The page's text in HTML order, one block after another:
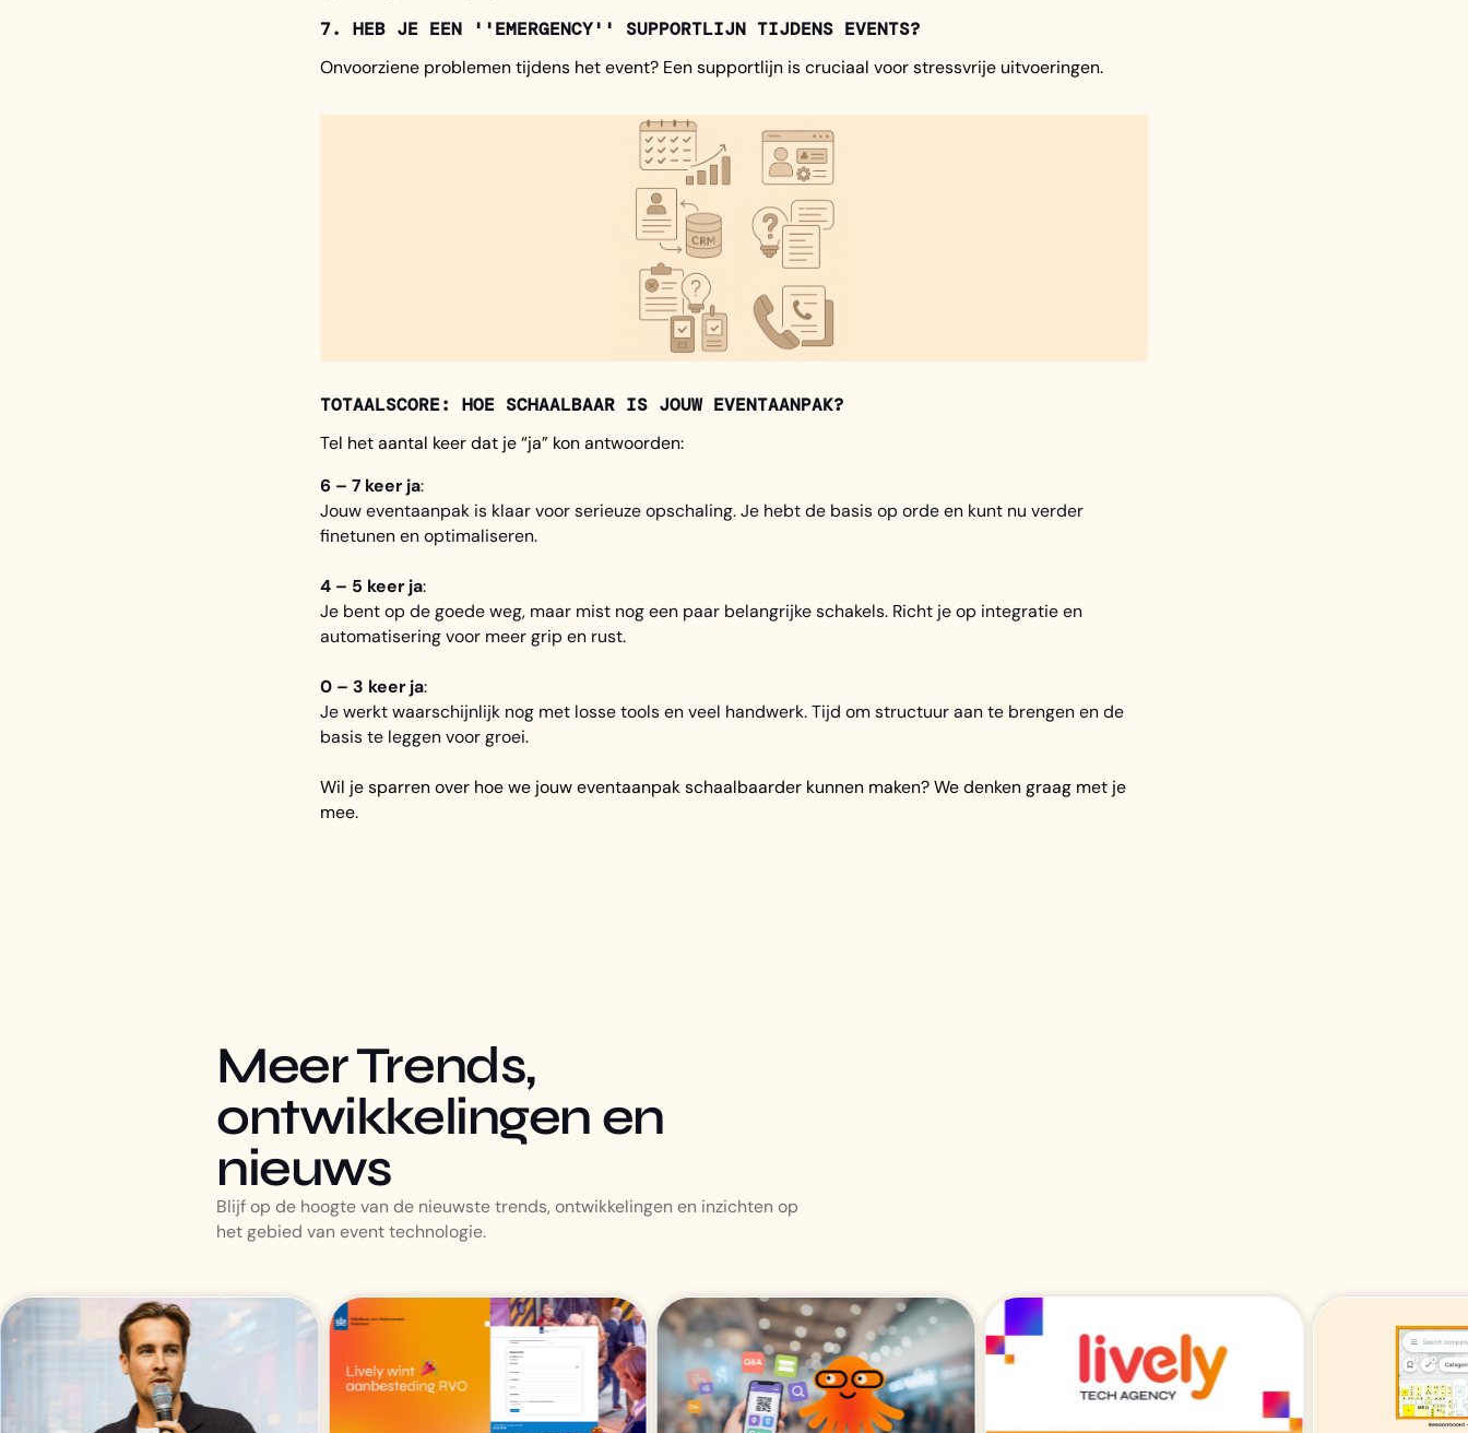
7. HEB JE EEN ''EMERGENCY'' SUPPORTLIJN TIJDENS EVENTS?
Onvoorziene problemen tijdens het event? Een supportlijn is cruciaal voor stressvrije uitvoeringen.
TOTAALSCORE: HOE SCHAALBAAR IS JOUW EVENTAANPAK?
Tel het aantal keer dat je “ja” kon antwoorden:
6 – 7 keer ja:
Jouw eventaanpak is klaar voor serieuze opschaling. Je hebt de basis op orde en kunt nu verder
finetunen en optimaliseren.
4 – 5 keer ja:
Je bent op de goede weg, maar mist nog een paar belangrijke schakels. Richt je op integratie en
automatisering voor meer grip en rust.
0 – 3 keer ja:
Je werkt waarschijnlijk nog met losse tools en veel handwerk. Tijd om structuur aan te brengen en de
basis te leggen voor groei.
Wil je sparren over hoe we jouw eventaanpak schaalbaarder kunnen maken? We denken graag met je
mee.
Meer Trends,
ontwikkelingen en
nieuws
Blijf op de hoogte van de nieuwste trends, ontwikkelingen en inzichten op
het gebied van event technologie.
Louana Bellettini
September 18, 2025
On-site
duurder
en toch